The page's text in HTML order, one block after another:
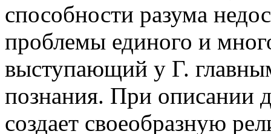
способности разума
проблемы единого и
выступающий у Г.
познания. При описании
создает своеобразную